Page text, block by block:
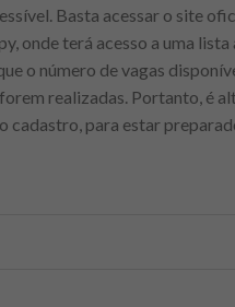
Basta acessar o site
onde terá acesso a uma
o número de vagas
realizadas. Portanto, é
cadastro, para estar